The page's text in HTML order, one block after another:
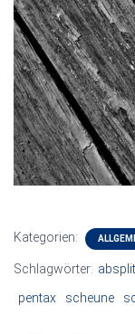
Kategorien:
Schlagwörter:
pentax
scheune